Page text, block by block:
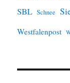
SBL Schnee
Westfalenpost